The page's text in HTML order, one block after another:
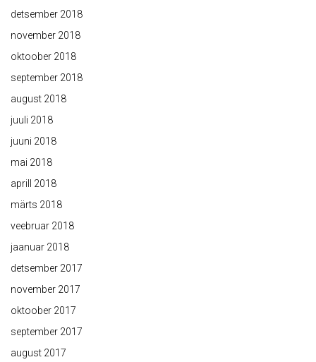
detsember 2018
november 2018
oktoober 2018
september 2018
august 2018
juuli 2018
juuni 2018
mai 2018
aprill 2018
märts 2018
veebruar 2018
jaanuar 2018
detsember 2017
november 2017
oktoober 2017
september 2017
august 2017